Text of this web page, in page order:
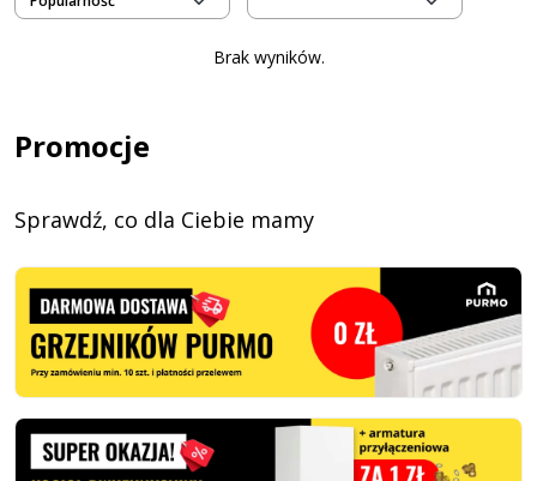
Brak wyników.
Promocje
Sprawdź, co dla Ciebie mamy